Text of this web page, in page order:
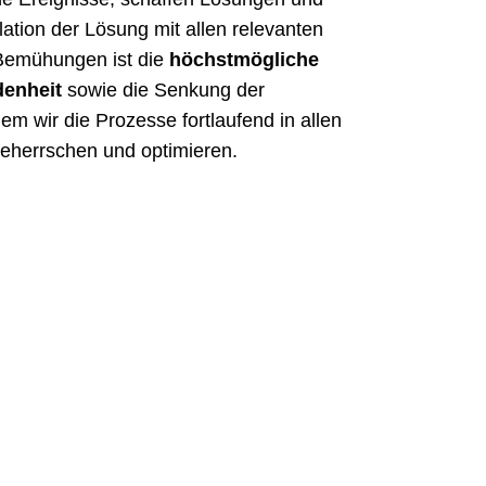
der Lösung mit allen relevanten
ist die höchstmögliche
sowie die Senkung der
wir die Prozesse fortlaufend in allen
und optimieren.